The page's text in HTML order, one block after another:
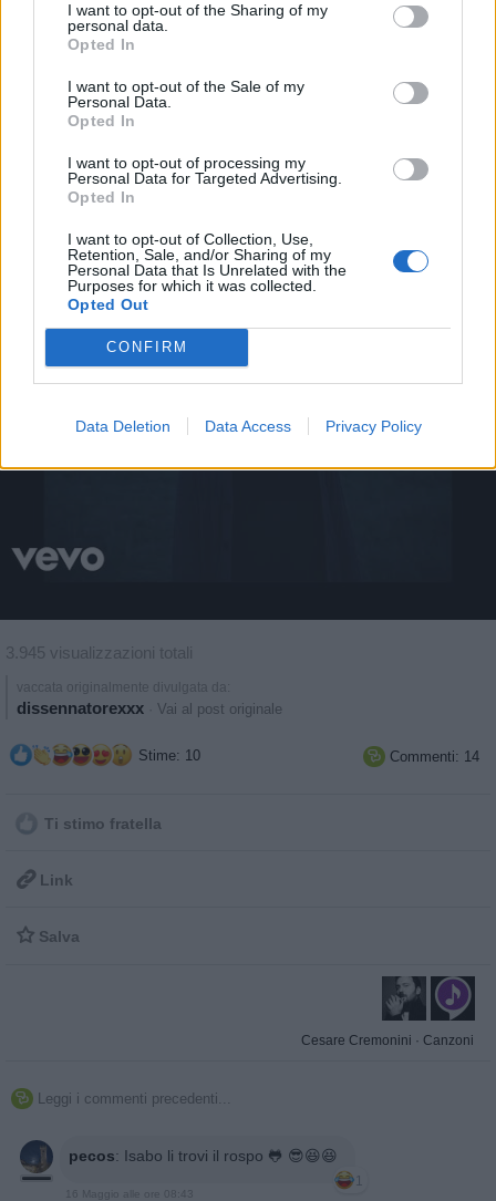
I want to opt-out of the Sharing of my
personal data.
Opted In
I want to opt-out of the Sale of my
Personal Data.
Opted In
I want to opt-out of processing my
Personal Data for Targeted Advertising.
Opted In
I want to opt-out of Collection, Use,
Retention, Sale, and/or Sharing of my
Personal Data that Is Unrelated with the
Purposes for which it was collected.
Opted Out
CONFIRM
Data Deletion Data Access Privacy Policy
Dylan2017:Isabo brava Isa 😉🤗
·Ti stimo·Rispondi
Chiacchiera
Isabo livello 12
16 Maggio
Preparazione pre-serata...
Cesare Cremonini - Ora che non ho pi te
3.945 visualizzazioni totali
vaccata originalmente divulgata da:
dissennatorexxx Vai al post originale
Stime: 10  Commenti: 14
Ti stimo fratella
 Link
 Salva
Cesare Cremonini · Canzoni
 Leggi i commenti precedenti...
pecos: Isabo li trovi il rospo 🐸 😎😆😆
1
16 Maggio alle ore 08:43